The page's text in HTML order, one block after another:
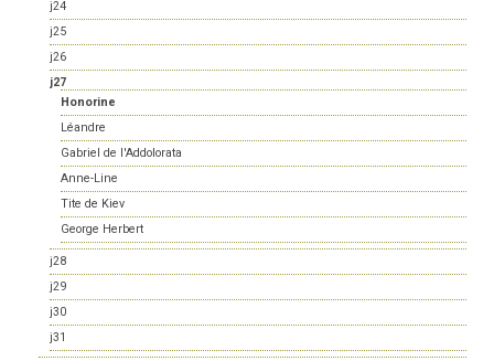
j24
j25
j26
j27
Honorine
Léandre
Gabriel de l'Addolorata
Anne-Line
Tite de Kiev
George Herbert
j28
j29
j30
j31